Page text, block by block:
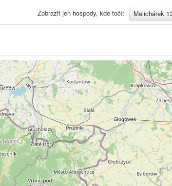
Melichárek
Zobrazit jen hospody, kde točí: